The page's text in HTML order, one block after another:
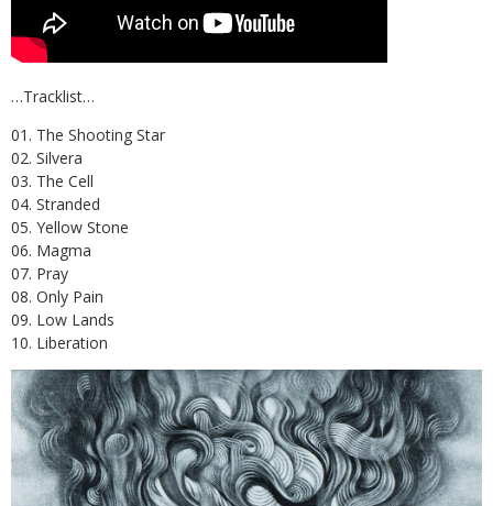
…Tracklist…
01. The Shooting Star
02. Silvera
03. The Cell
04. Stranded
05. Yellow Stone
06. Magma
07. Pray
08. Only Pain
09. Low Lands
10. Liberation